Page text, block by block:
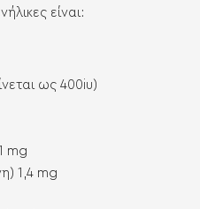
είναι:
ως 400iu)
mg
1,4 mg